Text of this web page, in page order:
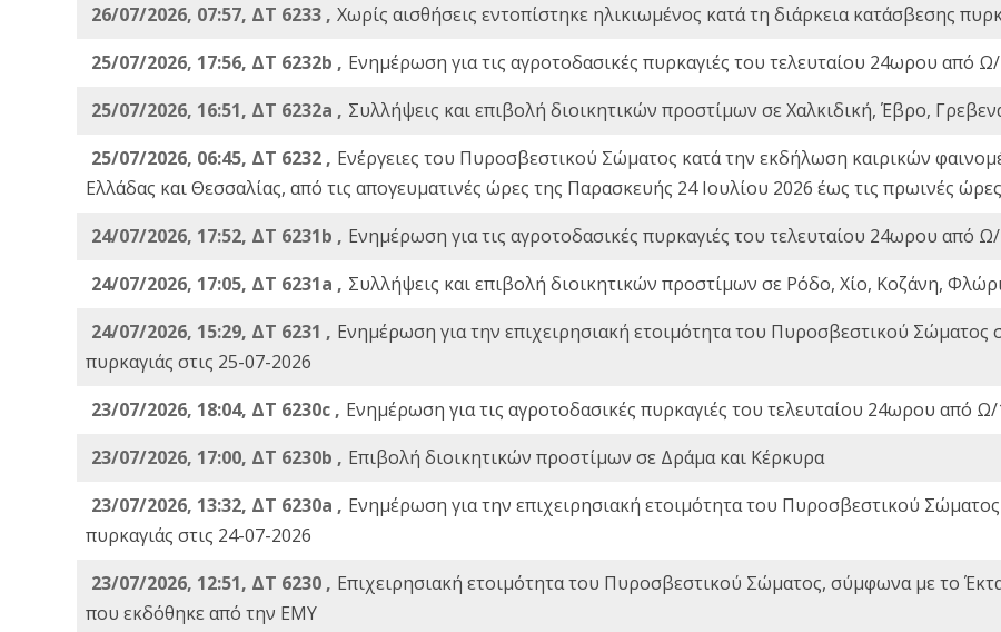
26/07/2026, 07:57, ΔΤ 6233 , Χωρίς αισθήσεις εντοπίστηκε ηλικιωμένος κατά τη διάρκεια κατάσβεσης
25/07/2026, 17:56, ΔΤ 6232b , Ενημέρωση για τις αγροτοδασικές πυρκαγιές του τελευταίου 24ωρου από
25/07/2026, 16:51, ΔΤ 6232a , Συλλήψεις και επιβολή διοικητικών προστίμων σε Χαλκιδική, Έβρο,
25/07/2026, 06:45, ΔΤ 6232 , Ενέργειες του Πυροσβεστικού Σώματος κατά την εκδήλωση καιρικών
Ελλάδας και Θεσσαλίας, από τις απογευματινές ώρες της Παρασκευής 24 Ιουλίου 2026 έως τις πρωινές
24/07/2026, 17:52, ΔΤ 6231b , Ενημέρωση για τις αγροτοδασικές πυρκαγιές του τελευταίου 24ωρου από
24/07/2026, 17:05, ΔΤ 6231a , Συλλήψεις και επιβολή διοικητικών προστίμων σε Ρόδο, Χίο, Κοζάνη,
24/07/2026, 15:29, ΔΤ 6231 , Ενημέρωση για την επιχειρησιακή ετοιμότητα του Πυροσβεστικού
πυρκαγιάς στις 25-07-2026
23/07/2026, 18:04, ΔΤ 6230c , Ενημέρωση για τις αγροτοδασικές πυρκαγιές του τελευταίου 24ωρου από
23/07/2026, 17:00, ΔΤ 6230b , Επιβολή διοικητικών προστίμων σε Δράμα και Κέρκυρα
23/07/2026, 13:32, ΔΤ 6230a , Ενημέρωση για την επιχειρησιακή ετοιμότητα του Πυροσβεστικού
πυρκαγιάς στις 24-07-2026
23/07/2026, 12:51, ΔΤ 6230 , Επιχειρησιακή ετοιμότητα του Πυροσβεστικού Σώματος, σύμφωνα με το
που εκδόθηκε από την ΕΜΥ